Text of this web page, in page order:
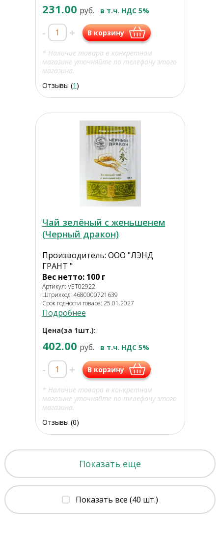
231.00 руб. в т.ч. НДС 5%
- + В корзину
* Наличие товара в конкретном
магазине уточняйте по телефону этого
магазина.
Отзывы (1 )
Чай зелёный с женьшенем
(Черный дракон)
Производитель: ООО "ЛЭНД
ГРАНТ "
Вес нетто: 100 г
Артикул: VET02922
Штрихкод: 4680000721639
Срок годности товара: 25.01.2027
Подробнее
Цена(за 1шт.):
402.00 руб. в т.ч. НДС 5%
- + В корзину
* Наличие товара в конкретном
магазине уточняйте по телефону этого
магазина.
Отзывы (0)
Показать еще
Показать все (40 шт.)